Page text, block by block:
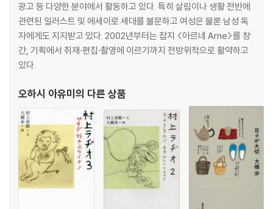
광고 등 다양한 분야에서 활동하고 있다. 특히 살림이나 생활 전반에
관련된 일러스트 및 에세이로 세대를 불문하고 여성은 물론 남성 독
자에게도 지지받고 있다. 2002년부터는 잡지 <아르네 Arne>를 창
간, 기획에서 취재·편집·촬영에 이르기까지 전방위적으로 활약하고
있다.
오하시 아유미 의 다른 상품